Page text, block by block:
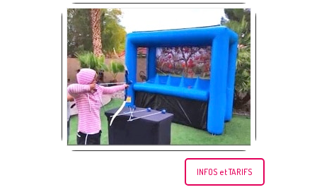
INFOS et TARIFS